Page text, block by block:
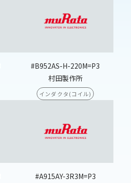
#B952AS-H-220M=P3
村田製作所
インダクタ(コイル)
#A915AY-3R3M=P3